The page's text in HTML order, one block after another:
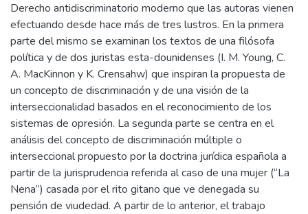
Derecho antidiscriminatorio moderno que las autoras vienen
efectuando desde hace más de tres lustros. En la primera
parte del mismo se examinan los textos de una filósofa
política y de dos juristas esta-dounidenses (I. M. Young, C.
A. MacKinnon y K. Crensahw) que inspiran la propuesta de
un concepto de discriminación y de una visión de la
interseccionalidad basados en el reconocimiento de los
sistemas de opresión. La segunda parte se centra en el
análisis del concepto de discriminación múltiple o
interseccional propuesto por la doctrina jurídica española a
partir de la jurisprudencia referida al caso de una mujer (“La
Nena”) casada por el rito gitano que ve denegada su
pensión de viudedad. A partir de lo anterior, el trabajo